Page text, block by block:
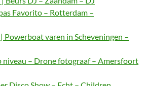
Favorito – Rotterdam –
Powerboat varen in Scheveningen –
– Drone fotograaf – Amersfoort